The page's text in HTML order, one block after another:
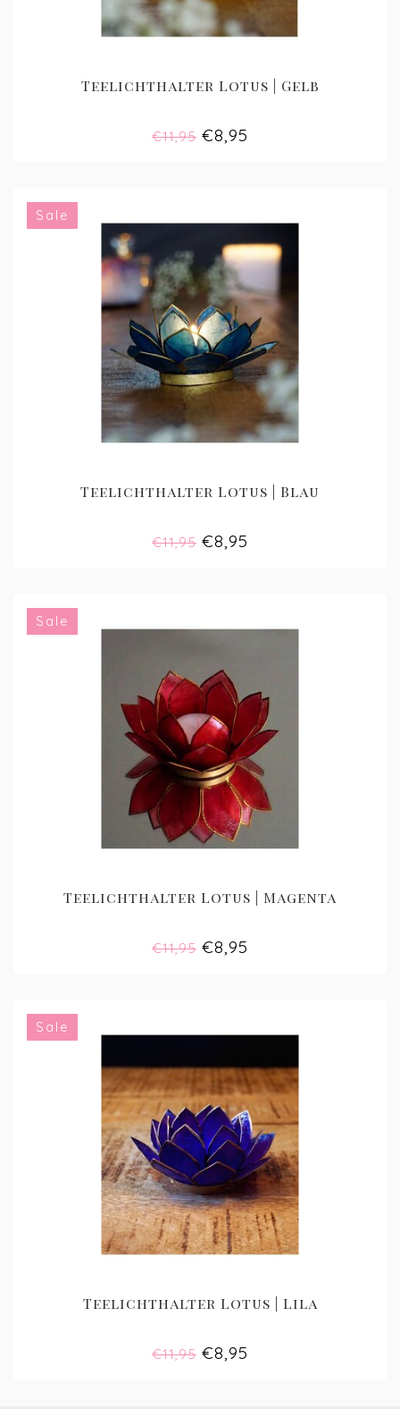
Teelichthalter Lotus | Gelb
€11,95 €8,95
Sale
Teelichthalter Lotus | Blau
€11,95 €8,95
Sale
Teelichthalter Lotus | Magenta
€11,95 €8,95
Sale
Teelichthalter Lotus | Lila
€11,95 €8,95